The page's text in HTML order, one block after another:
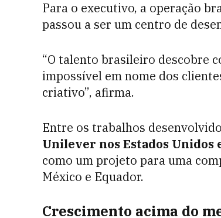
Para o executivo, a operação
passou a ser um centro de
“O talento brasileiro descobre
impossível em nome dos
criativo”, afirma.
Entre os trabalhos
Unilever nos Estados Unidos
como um projeto para uma
México e Equador.
Crescimento acima do